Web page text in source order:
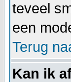
teveel
een
Terug
Kan ik